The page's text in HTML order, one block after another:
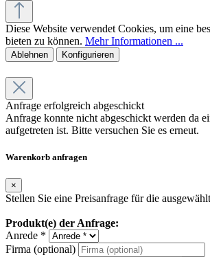
Diese Website verwendet Cookies, um eine
bieten zu können. Mehr Informationen ...
Ablehnen Konfigurieren
Anfrage erfolgreich abgeschickt
Anfrage konnte nicht abgeschickt werden da
aufgetreten ist. Bitte versuchen Sie es erneut.
Warenkorb anfragen
×
Stellen Sie eine Preisanfrage für die
Produkt(e) der Anfrage:
Anrede *
Firma (optional)